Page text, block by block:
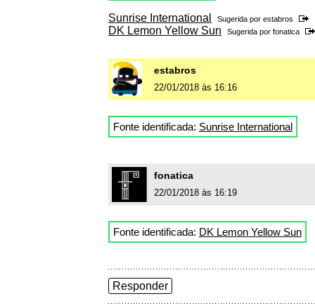
Sunrise International Sugerida por estabros
DK Lemon Yellow Sun Sugerida por fonatica
estabros
22/01/2018 às 16:16
Fonte identificada: Sunrise International
fonatica
22/01/2018 às 16:19
Fonte identificada: DK Lemon Yellow Sun
Responder